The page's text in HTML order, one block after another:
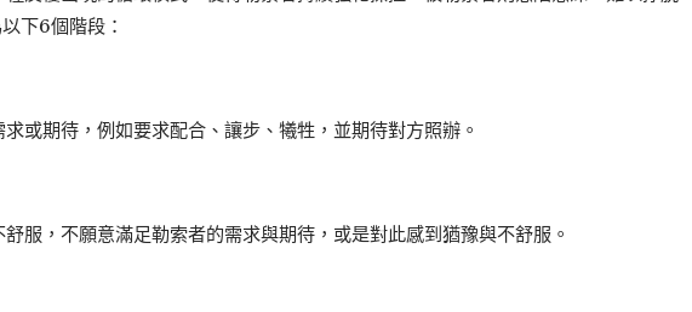
下6個階段：
或期待，例如要求配合、讓步、犧牲，並期待對方照辦。
服，不願意滿足勒索者的需求與期待，或是對此感到猶豫與不舒服。